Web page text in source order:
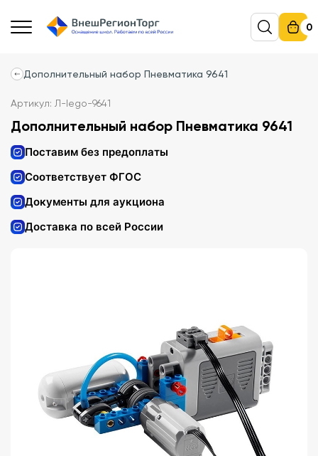
0
Дополнительный набор Пневматика 9641
Артикул: Л-lego-9641
Дополнительный набор Пневматика 9641
Поставим без предоплаты
Соответствует ФГОС
Документы для аукциона
Доставка по всей России